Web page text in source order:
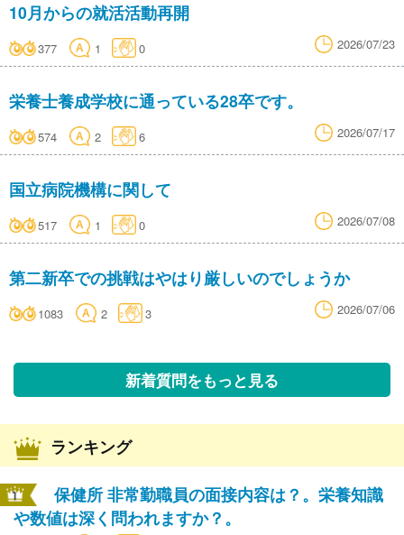
10月からの就活活動再開
377 1 0 2026/07/23
栄養士養成学校に通っている28卒です。
574 2 6 2026/07/17
国立病院機構に関して
517 1 0 2026/07/08
第二新卒での挑戦はやはり厳しいのでしょうか
1083 2 3 2026/07/06
新着質問をもっと見る
ランキング
保健所 非常勤職員の面接内容は？。栄養知識
や数値は深く問われますか？。